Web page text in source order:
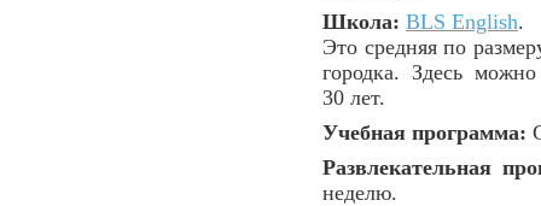
Школа: BLS English.
Это средняя по
городка. Здесь
30 лет.
Учебная программа:
Развлекательная
неделю.